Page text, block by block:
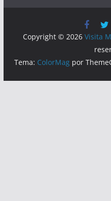
Copyright © 2026Visita
Tema: ColorMag por